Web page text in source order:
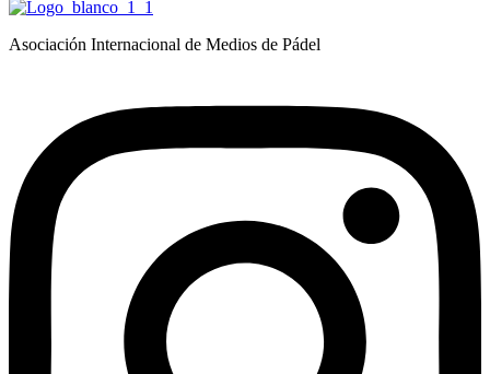
Asociación Internacional de Medios de Pádel